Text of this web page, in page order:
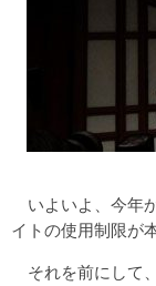
いよいよ、今年
イトの使用制限が
それを前にして